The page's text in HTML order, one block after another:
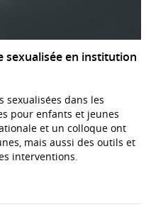
sexualisée en institution
sexualisées dans les
pour enfants et jeunes
et un colloque ont
mais aussi des outils et
interventions.